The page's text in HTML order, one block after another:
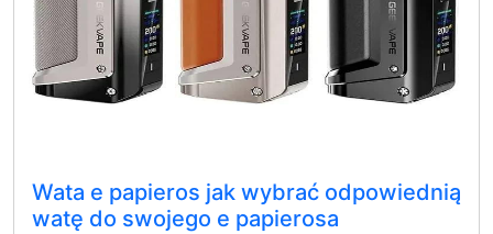
Wata e papieros jak wybrać odpowiednią
watę do swojego e papierosa